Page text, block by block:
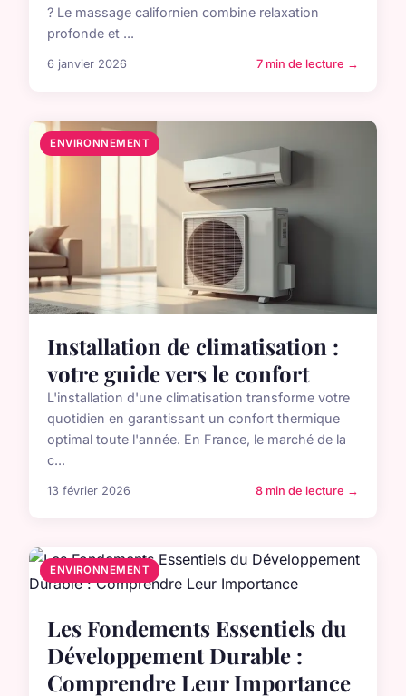
? Le massage californien combine relaxation
profonde et ...
6 janvier 2026 7 min de lecture →
ENVIRONNEMENT
Installation de climatisation :
votre guide vers le confort
L'installation d'une climatisation transforme votre
quotidien en garantissant un confort thermique
optimal toute l'année. En France, le marché de la
c...
13 février 2026 8 min de lecture →
ENVIRONNEMENT
Les Fondements Essentiels du
Développement Durable :
Comprendre Leur Importance